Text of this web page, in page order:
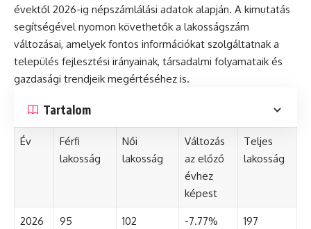
évektől 2026-ig népszámlálási adatok alapján. A kimutatás
segítségével nyomon követhetők a lakosságszám
változásai, amelyek fontos információkat szolgáltatnak a
település fejlesztési irányainak, társadalmi folyamataik és
gazdasági trendjeik megértéséhez is.
Tartalom
Év
Férfi
lakosság
Női
lakosság
Változás
az előző
évhez
képest
Teljes
lakosság
2026 95 102 -7.77% 197